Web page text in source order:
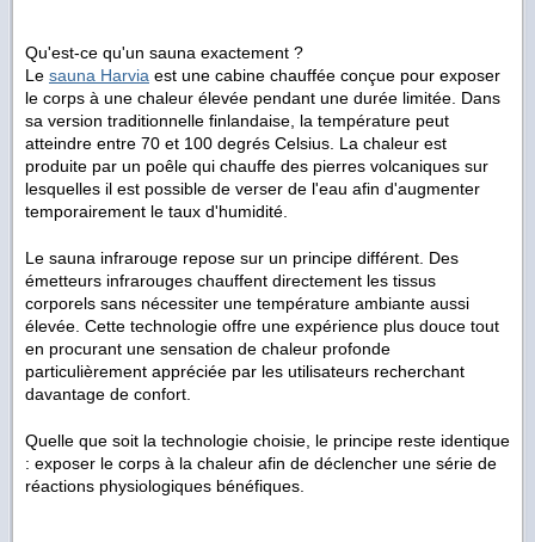
Qu'est-ce qu'un sauna exactement ?
Le sauna Harvia est une cabine chauffée conçue pour exposer
le corps à une chaleur élevée pendant une durée limitée. Dans
sa version traditionnelle finlandaise, la température peut
atteindre entre 70 et 100 degrés Celsius. La chaleur est
produite par un poêle qui chauffe des pierres volcaniques sur
lesquelles il est possible de verser de l'eau afin d'augmenter
temporairement le taux d'humidité.
Le sauna infrarouge repose sur un principe différent. Des
émetteurs infrarouges chauffent directement les tissus
corporels sans nécessiter une température ambiante aussi
élevée. Cette technologie offre une expérience plus douce tout
en procurant une sensation de chaleur profonde
particulièrement appréciée par les utilisateurs recherchant
davantage de confort.
Quelle que soit la technologie choisie, le principe reste identique
: exposer le corps à la chaleur afin de déclencher une série de
réactions physiologiques bénéfiques.